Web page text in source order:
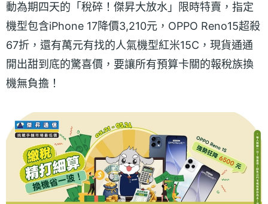
動為期四天的「稅碎！傑昇大放水」限時特賣，指定
機型包含iPhone 17降價3,210元，OPPO Reno15超殺
67折，還有萬元有找的人氣機型紅米15C，現貨通通
開出甜到底的驚喜價，要讓所有預算卡關的報稅族換
機無負擔！